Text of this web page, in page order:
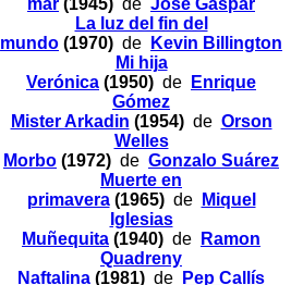
La luz del fin del
mundo (1970) de
Kevin Billington
Mi hija
Verónica (1950) de
Enrique
Gómez
Mister Arkadin (1954) de Orson
Welles
Morbo (1972) de Gonzalo Suárez
Muerte en
primavera(1965) de
Miquel
Iglesias
Muñequita (1940) de
Ramon
Quadreny
Naftalina (1981) de
Pep Callís